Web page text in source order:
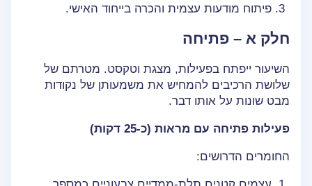
פיתוח מודעות עצמית והכרה בייחוד האישי.
חלק א – פתיחה
השיעור ייפתח בפעילות, מצגת וטקסט. מטרתם של
שלושת הרכיבים להמחיש את משמעותן של נקודות
מבט שונות על אותו דבר.
פעילות פתיחה עם מראות (כ-25 דקות)
החומרים הדרושים: